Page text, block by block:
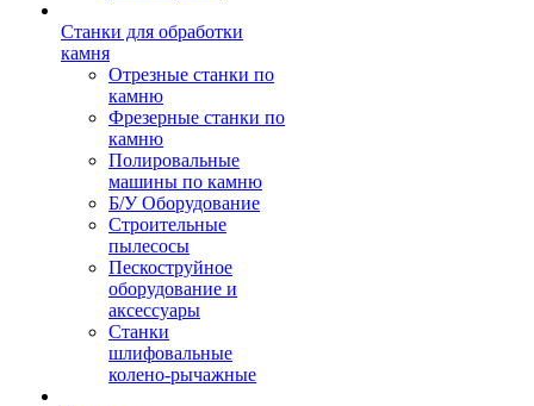
Станки для обработки
камня
Отрезные станки по
камню
Фрезерные станки по
камню
Полировальные
машины по камню
Б/У Оборудование
Строительные
пылесосы
Пескоструйное
оборудование и
аксессуары
Станки
шлифовальные
колено-рычажные